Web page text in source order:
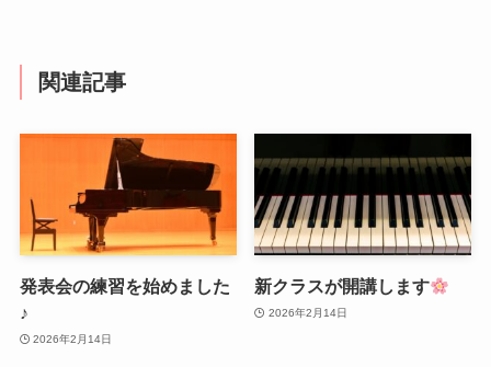
関連記事
発表会の練習を始めました
♪
2026年2月14日
新クラスが開講します
2026年2月14日